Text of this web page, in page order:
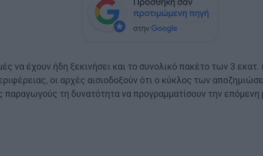
να έχουν ήδη ξεκινήσει και το συνολικό πακέτο των 3
οι αρχές αισιοδοξούν ότι ο κύκλος των
παραγωγούς τη δυνατότητα να προγραμματίσουν την επόμενη